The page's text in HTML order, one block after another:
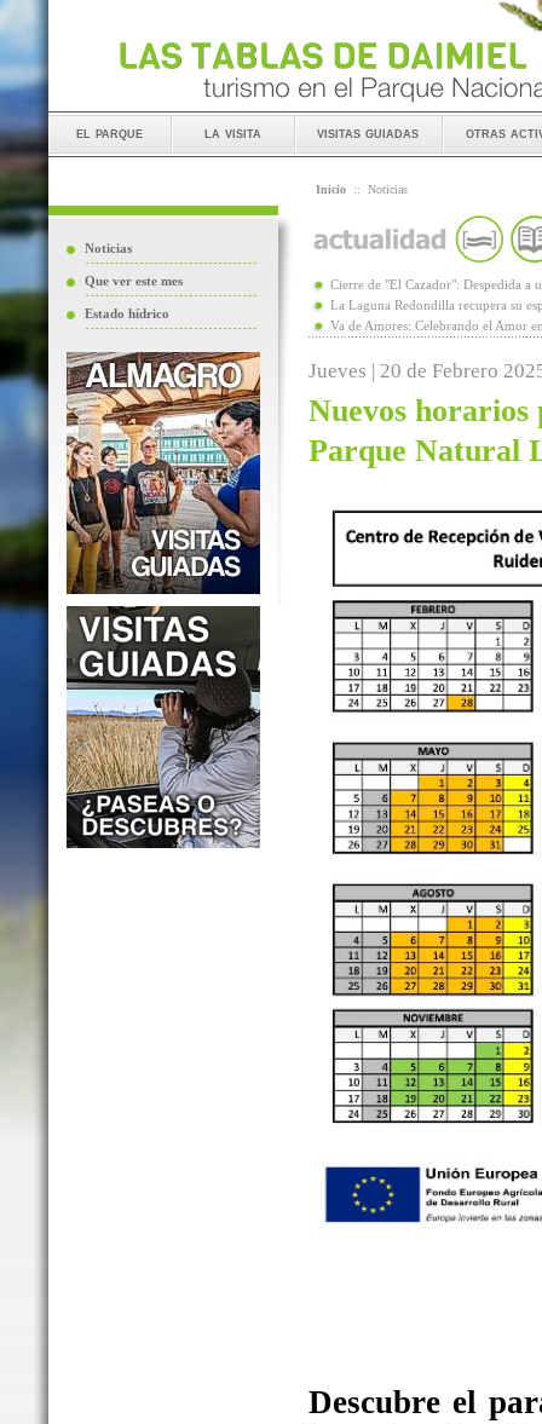
el parque la visita visitas guiadas otras
Noticias
Que ver este mes
Estado hídrico
Inicio :: Noticias
Cierre de "El Cazador": Despedida a
La Laguna Redondilla recupera su
Va de Amores: Celebrando el Amor
Jueves | 20 de Febrero
Nuevos horarios
Parque Natural
Descubre el